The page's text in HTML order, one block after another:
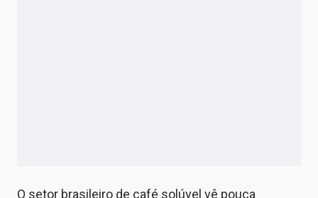
O setor brasileiro de café solúvel vê pouca